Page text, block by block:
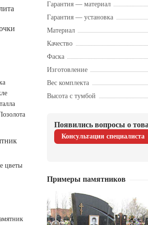
цветы
Гарантия — материал
Гарантия — установка
Материал
Качество
Фаска
Изготовление
Вес комплекта
Высота с тумбой
Появились вопросы о
Консультация специалиста
Примеры памятников